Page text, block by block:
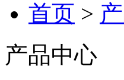
首页 >
产品中心